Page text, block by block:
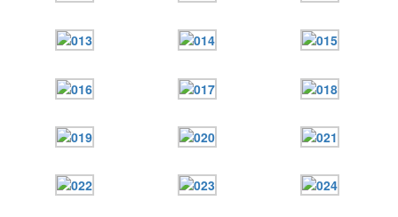
12 сентября 2015
Название трансляции
12 сентября 2015
Название трансляции
12 сентября 2015
Название трансляции
12 сентября 2015
Название трансляции
12 сентября 2015
Название трансляции
Перейти до архіву